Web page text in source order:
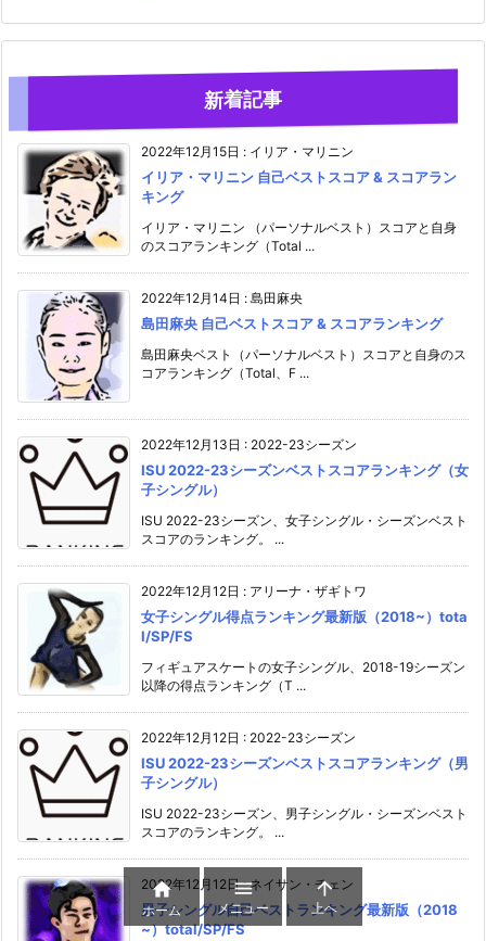
新着記事
2022年12月15日 : イリア・マリニン
イリア・マリニン 自己ベストスコア & スコアラン
キング
イリア・マリニン （パーソナルベスト）スコアと自身
のスコアランキング（Total ...
2022年12月14日 : 島田麻央
島田麻央 自己ベストスコア & スコアランキング
島田麻央ベスト（パーソナルベスト）スコアと自身のス
コアランキング（Total、F ...
2022年12月13日 : 2022-23シーズン
ISU 2022-23シーズンベストスコアランキング（女
子シングル）
ISU 2022-23シーズン、女子シングル・シーズンベスト
スコアのランキング。 ...
2022年12月12日 : アリーナ・ザギトワ
女子シングル得点ランキング最新版（2018~）tota
l/SP/FS
フィギュアスケートの女子シングル、2018-19シーズン
以降の得点ランキング（T ...
2022年12月12日 : 2022-23シーズン
ISU 2022-23シーズンベストスコアランキング（男
子シングル）
ISU 2022-23シーズン、男子シングル・シーズンベスト
スコアのランキング。 ...
2022年12月12日:ネイサン・チェン
男子シングル自己ベストランキング最新版（2018
~）total/SP/FS

ホーム

メニュー

上へ